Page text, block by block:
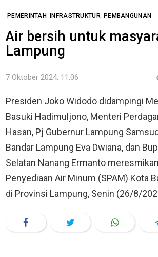
PEMERINTAH INFRASTRUKTUR PEMBANGUNAN
Air bersih untuk
Lampung
7 Oktober 2024, 11:06
Presiden Joko Widodo didampingi
Basuki Hadimuljono, Menteri
Hasan, Pj Gubernur Lampung
Bandar Lampung Eva Dwiana, dan
Selatan Nanang Ermanto
Penyediaan Air Minum (SPAM) Kota
di Provinsi Lampung, Senin (26/8/